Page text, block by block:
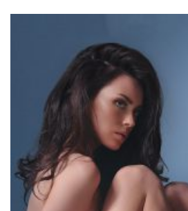
Voit
tehdä
tuotteen